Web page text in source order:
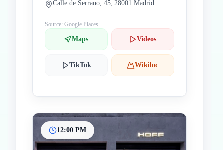
Calle de Serrano, 45, 28001 Madrid
Source: Google Places
Maps Videos
TikTok Wikiloc
12:00 PM